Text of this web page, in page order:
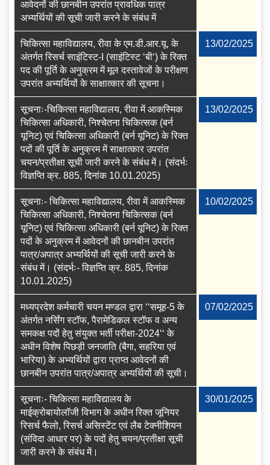
आवेदनों की छानबीन उपरांत प्रावधिक पात्र
अभ्यर्थियों की सूची जारी करने के संबंध में
चिकित्‍सा महाविद्यालय, रीवा के एम.डी.आर.यू. के
अंतर्गत रिसर्च साइंटिस्‍ट-I (साइंटिस्‍ट ‘बी‘) के रिक्‍त
पद की पूर्ति के अनुक्रम में मूल दस्‍तावेजों के परीक्षण
उपरांत अभ्‍यर्थियों के साक्षात्‍कार की सूचना।
13/02/2025
सूचनाः-चिकित्सा महाविद्यालय, रीवा में आकस्मिक
चिकित्सा अधिकारी, निश्चेतना चिकित्सक (बर्न
यूनिट) एवं चिकित्सा अधिकारी (बर्न यूनिट) के रिक्त
पदों की पूर्ति के अनुक्रम में साक्षात्कार उपरांत
चयन/प्रतीक्षा सूची जारी करने के संबंध में। (संदर्भः
विज्ञप्ति क्र. 885, दिनांक 10.01.2025)
13/02/2025
सूचनाः- चिकित्सा महाविद्यालय, रीवा में आकस्मिक
चिकित्सा अधिकारी, निश्चेतना चिकित्सक (बर्न
यूनिट) एवं चिकित्सा अधिकारी (बर्न यूनिट) के रिक्त
पदों के अनुक्रम में आवेदनों की छानबीन उपरांत
पात्र/अपात्र अभ्यर्थियों की सूची जारी करने के
संबंध में। (संदर्भः- विज्ञप्ति क्र. 885, दिनांक
10.01.2025)
10/02/2025
मध्यप्रदेश कर्मचारी चयन मण्डल द्वारा ‘‘समूह-5 के
अंतर्गत नर्सिंग स्टॉफ, पैरामेडिकल स्टॉफ व अन्य
समकक्ष पदों हेतु संयुक्त भर्ती परीक्षा-2024‘‘ के
अधीन विशेष पिछड़ी जनजाति (बैगा, सहरिया एवं
भारिया) के अभ्यर्थियों द्वारा प्राप्त आवेदनों की
छानबीन उपरांत पात्र/अपात्र अभ्यर्थियों की सूची।
07/02/2025
सूचनाः- चिकित्सा महाविद्यालय के
माईक्रोबायोलॉजी विभाग के अधीन रिक्त जूनियर
रिसर्च फैलो, रिसर्च असिस्टेंट एवं लैब टेक्नीशियन
(संविदा आधार पर) के पदों हेतु चयन/प्रतीक्षा सूची
जारी करने के संबंध में।
30/01/2025